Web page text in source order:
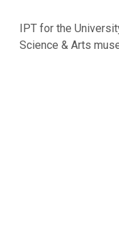
IPT for the
Science & Arts